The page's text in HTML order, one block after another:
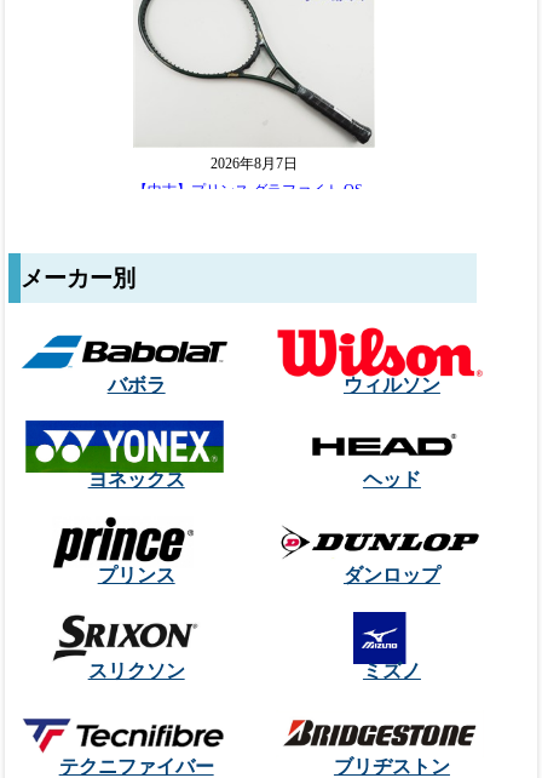
メーカー別
バボラ ウィルソン
ヨネックス ヘッド
プリンス ダンロップ
スリクソン ミズノ
テクニファイバー ブリヂストン